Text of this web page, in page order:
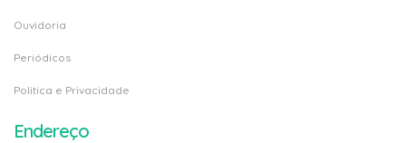
Ouvidoria
Periódicos
Politica e Privacidade
Endereço